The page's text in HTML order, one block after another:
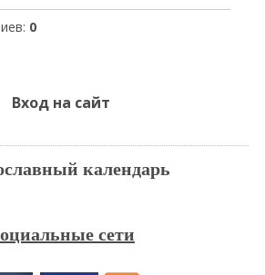
: 0
Вход на сайт
календарь
сети